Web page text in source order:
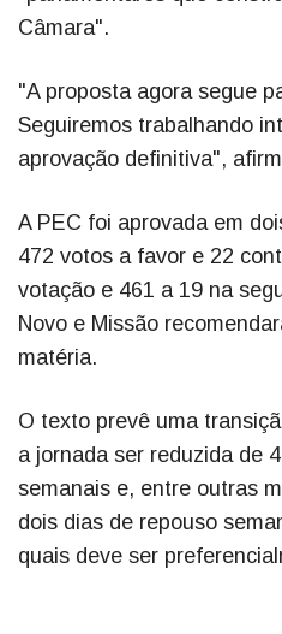
Câmara".
"A proposta agora segue
Seguiremos trabalhando
aprovação definitiva",
A PEC foi aprovada em
472 votos a favor e 22
votação e 461 a 19 na
Novo e Missão
matéria.
O texto prevê uma
a jornada ser reduzida de
semanais e, entre outras
dois dias de repouso
quais deve ser